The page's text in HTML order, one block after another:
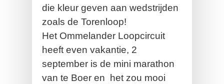
die kleur geven aan wedstrijden
zoals de Torenloop!
Het Ommelander Loopcircuit
heeft even vakantie, 2
september is de mini marathon
van te Boer en
het zou mooi